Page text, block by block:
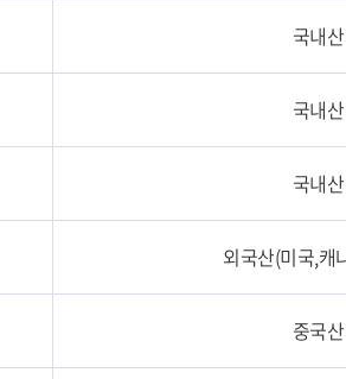
국내산
국내산
국내산
외국산(미국,캐
중국산